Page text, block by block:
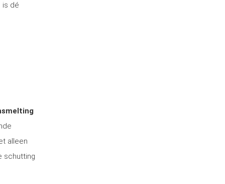
is dé
alleen
schutting